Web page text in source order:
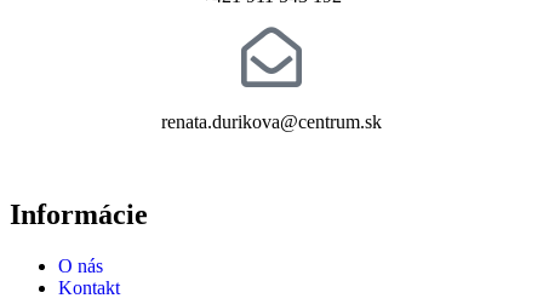
renata.durikova@centrum.sk
Informácie
O nás
Kontakt